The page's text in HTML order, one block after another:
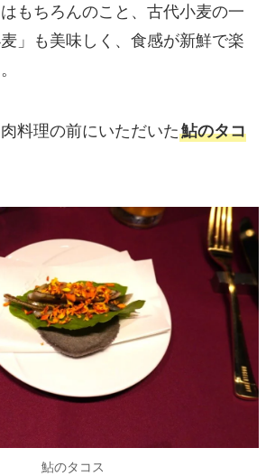
もちろんのこと、古代小麦の一
」も美味しく、食感が新鮮で楽
料理の前にいただいた鮎のタコ
鮎のタコス